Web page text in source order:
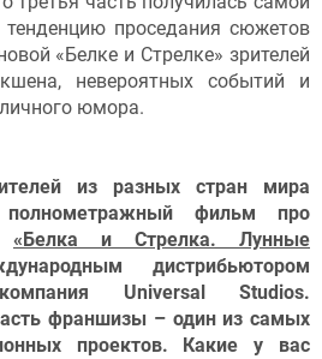
проседания сюжетов
«Белке и Стрелке» зрителей
невероятных событий и
юмора.
из разных стран мира
фильм про
«Белка и Стрелка. Лунные
дистрибьютором
Universal Studios.
франшизы – один из самых
проектов. Какие у вас